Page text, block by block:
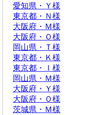
愛知県・Ｙ様
東京都・Ｎ様
大阪府・Ｍ様
大阪府・Ｏ様
岡山県・Ｔ様
東京都・Ｋ様
東京都・Ｉ様
岡山県・Ｍ様
大阪府・Ｙ様
大阪府・Ｏ様
茨城県・Ｍ様